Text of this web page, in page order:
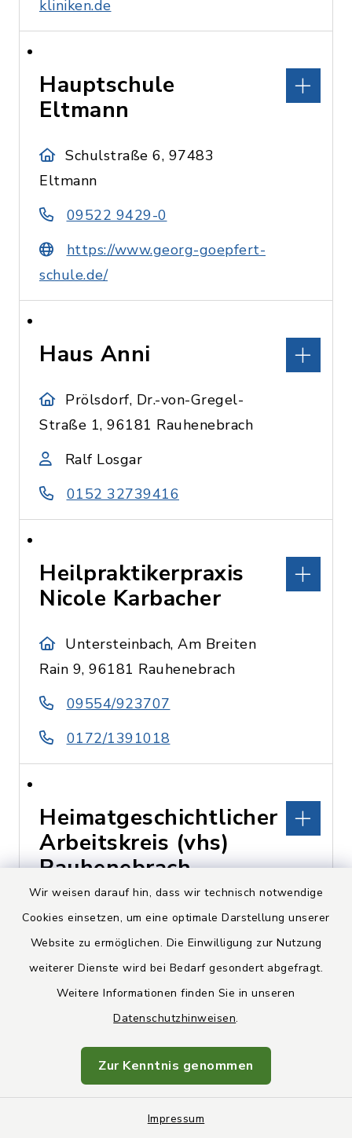
Wir weisen darauf hin, dass wir technisch notwendige
Cookies einsetzen, um eine optimale Darstellung unserer
Website zu ermöglichen. Die Einwilligung zur Nutzung
weiterer Dienste wird bei Bedarf gesondert abgefragt.
Weitere Informationen finden Sie in unseren
Datenschutzhinweisen.
Zur Kenntnis genommen
Impressum
kliniken.de
Hauptschule
Eltmann
Schulstraße 6, 97483
Eltmann
09522 9429-0
https://www.georg-goepfert-
schule.de/
Haus Anni
Prölsdorf, Dr.-von-Gregel-
Straße 1, 96181 Rauhenebrach
Ralf Losgar
0152 32739416
Heilpraktikerpraxis
Nicole Karbacher
Untersteinbach, Am Breiten
Rain 9, 96181 Rauhenebrach
09554/923707
0172/1391018
Heimatgeschichtlicher
Arbeitskreis (vhs)
Rauhenebrach
Koppenwind, Bergstraße 45,
96181 Rauhenebrach
Friedrich Klaus
Hirschenbräu Michel